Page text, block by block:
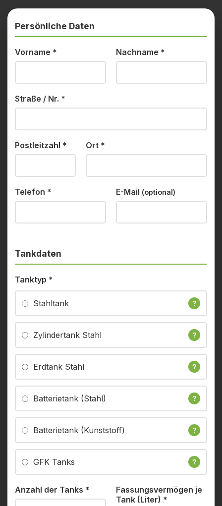
Persönliche Daten
Vorname * Nachname *
Straße / Nr. *
Postleitzahl * Ort *
Telefon * E-Mail (optional)
Tankdaten
Tanktyp *
Stahltank ?
Zylindertank Stahl ?
Erdtank Stahl ?
Batterietank (Stahl) ?
Batterietank (Kunststoff) ?
GFK Tanks ?
Anzahl der Tanks *
Fassungsvermögen je
Tank (Liter) *